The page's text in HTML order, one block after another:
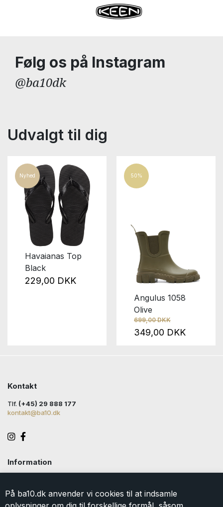
På ba10.dk anvender vi cookies til at indsamle
Følg os på Instagram
@ba10dk
Udvalgt til dig
Nyhed
Havaianas Top
Black
229,00 DKK
50%
Angulus 1058
Olive
699,00 DKK
349,00 DKK
Kontakt
Tlf. (+45) 29 888 177
kontakt@ba10.dk
Information
Levering
Returlabel